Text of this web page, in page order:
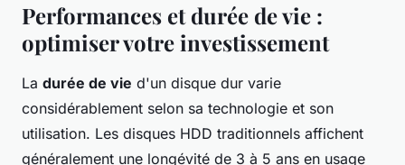
Performances et durée de vie :
optimiser votre investissement
La durée de vie d'un disque dur varie
considérablement selon sa technologie et son
utilisation. Les disques HDD traditionnels affichent
généralement une longévité de 3 à 5 ans en usage